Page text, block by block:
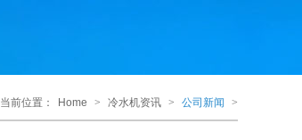
当前位置： Home > 冷水机资讯 > 公司新闻 >